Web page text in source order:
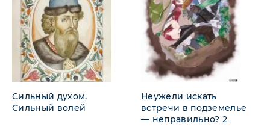
Сильный духом.
Сильный волей
Неужели искать
встречи в подземелье
— неправильно? 2